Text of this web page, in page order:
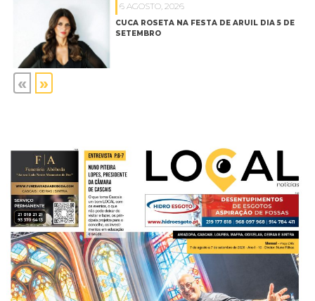
6 AGOSTO, 2026
CUCA ROSETA NA FESTA DE ARUIL DIA 5 DE
SETEMBRO
« »